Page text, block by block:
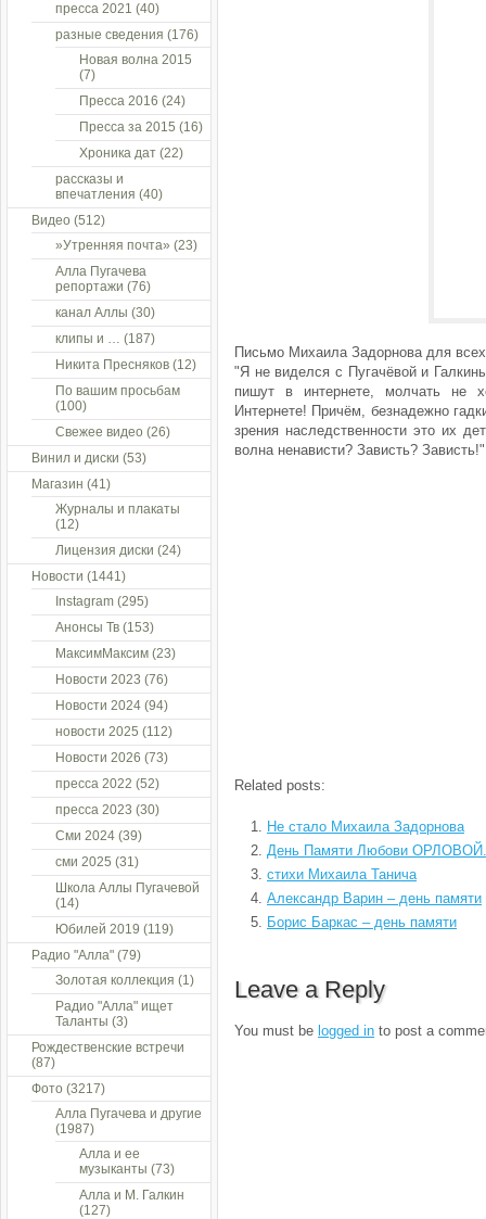
Письмо Михаила Задорнова для всех
"Я не виделся с Пугачёвой и
пишут в интернете, молчать не
Интернете! Причём, безнадежно
зрения наследственности это их
волна ненависти? Зависть?
Related posts:
Не стало Михаила Задорнова
День Памяти Любови ОРЛОВОЙ.
стихи Михаила Танича
Александр Варин – день памяти
Борис Баркас – день памяти
Leave a Reply
You must be logged in to post a
пресса 2021 (40)
разные сведения (176)
Новая волна 2015
(7)
Пресса 2016 (24)
Пресса за 2015 (16)
Хроника дат (22)
рассказы и
впечатления (40)
Видео (512)
»Утренняя почта» (23)
Алла Пугачева
репортажи (76)
канал Аллы (30)
клипы и … (187)
Никита Пресняков (12)
По вашим просьбам
(100)
Свежее видео (26)
Винил и диски (53)
Магазин (41)
Журналы и плакаты
(12)
Лицензия диски (24)
Новости (1441)
Instagram (295)
Анонсы Тв (153)
МаксимМаксим (23)
Новости 2023 (76)
Новости 2024 (94)
новости 2025 (112)
Новости 2026 (73)
пресса 2022 (52)
пресса 2023 (30)
Сми 2024 (39)
сми 2025 (31)
Школа Аллы Пугачевой
(14)
Юбилей 2019 (119)
Радио "Алла" (79)
Золотая коллекция (1)
Радио "Алла" ищет
Таланты (3)
Рождественские встречи
(87)
Фото (3217)
Алла Пугачева и другие
(1987)
Алла и ее
музыканты (73)
Алла и М. Галкин
(127)